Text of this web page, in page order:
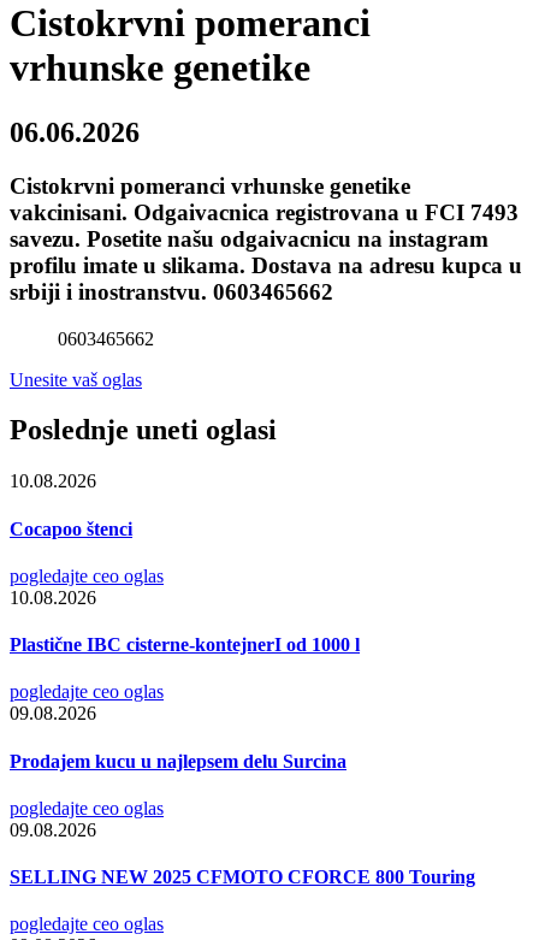
Cistokrvni pomeranci
vrhunske genetike
06.06.2026
Cistokrvni pomeranci vrhunske genetike
vakcinisani. Odgaivacnica registrovana u FCI 7493
savezu. Posetite našu odgaivacnicu na instagram
profilu imate u slikama. Dostava na adresu kupca u
srbiji i inostranstvu. 0603465662
0603465662
Unesite vaš oglas
Poslednje uneti oglasi
10.08.2026
Cocapoo štenci
pogledajte ceo oglas
10.08.2026
Plastične IBC cisterne-kontejnerI od 1000 l
pogledajte ceo oglas
09.08.2026
Prodajem kucu u najlepsem delu Surcina
pogledajte ceo oglas
09.08.2026
SELLING NEW 2025 CFMOTO CFORCE 800 Touring
pogledajte ceo oglas